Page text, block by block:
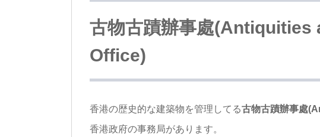
古物古蹟辦事處(Antiquities
Office)
香港の歴史的な建築物を管理してる古物古蹟辦事處
香港政府の事務局があります。